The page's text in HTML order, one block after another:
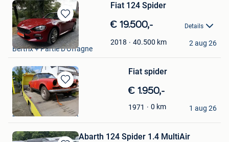
Bewaren
in
Mijn
Favorieten
Fiat 124 Spider
€ 19.500,- Details
2018 40.500 km
jj
Bertrix + Partie D'Offagne
2 aug 26
Bewaren
in
Mijn
Favorieten
Fiat spider
€ 1.950,-
1971 0 km
Hendrickx
Zoersel & Deel Brecht
1 aug 26
Abarth 124 Spider 1.4 MultiAir